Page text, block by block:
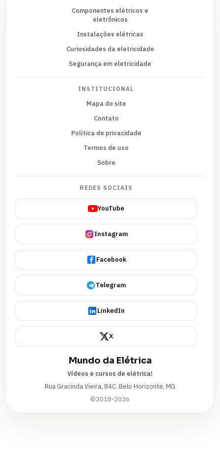
Componentes elétricos e
eletrônicos
Instalações elétricas
Curiosidades da eletricidade
Segurança em eletricidade
INSTITUCIONAL
Mapa do site
Contato
Política de privacidade
Termos de uso
Sobre
REDES SOCIAIS
YouTube
Instagram
Facebook
Telegram
LinkedIn
X
Mundo da Elétrica
Vídeos e cursos de elétrica!
Rua Gracinda Vieira, 84C. Belo Horizonte, MG
©2018-2026